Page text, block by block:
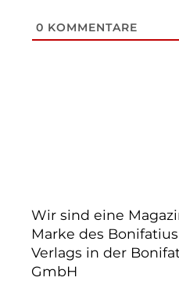
0 KOMMENTARE
Wir sind eine
Marke des Bonifatius
Verlags in der
GmbH